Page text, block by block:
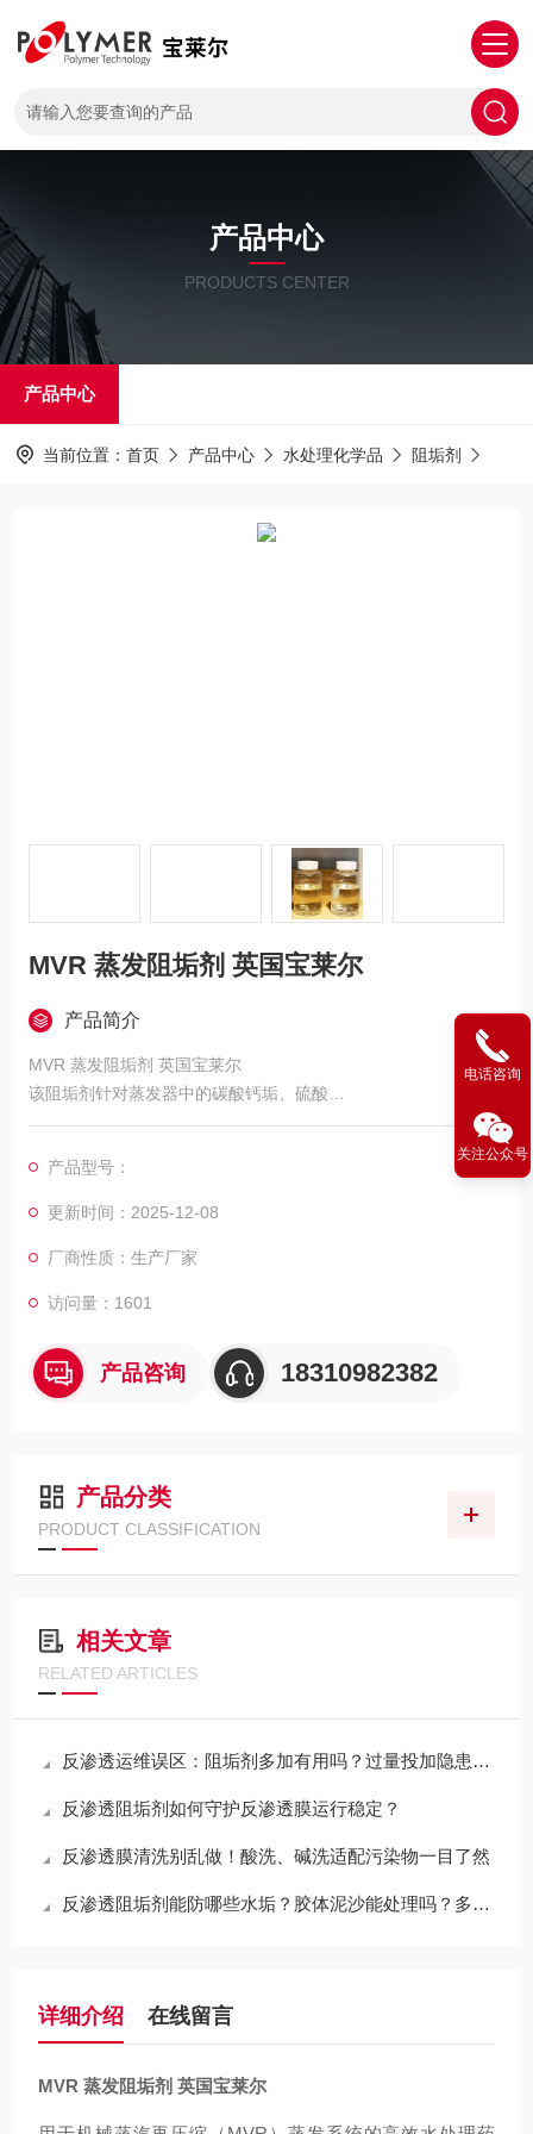
产品中心
PRODUCTS CENTER
产品中心
当前位置： 首页 产品中心 水处理化学品 阻垢剂
MVR 蒸发阻垢剂 英国宝莱尔
产品简介
MVR 蒸发阻垢剂 英国宝莱尔
该阻垢剂针对蒸发器中的碳酸钙垢、硫酸
钙垢和氟化钙垢具有优异的结垢抑制和
具有优异的高温稳定性，在 MVR 反应器
温度下不分解；
对后续蒸盐结晶工艺没有负面影响
产品型号：
更新时间：2025-12-08
厂商性质：生产厂家
访问量：1601
产品咨询 18310982382
产品分类
PRODUCT CLASSIFICATION
相关文章
RELATED ARTICLES
反渗透运维误区：阻垢剂多加有用吗？过量投加隐患不少
反渗透阻垢剂如何守护反渗透膜运行稳定？
反渗透膜清洗别乱做！酸洗、碱洗适配污染物一目了然
反渗透阻垢剂能防哪些水垢？胶体泥沙能处理吗？多数运维都弄错
详细介绍 在线留言
MVR 蒸发阻垢剂 英国宝莱尔
电话咨询
关注公众号